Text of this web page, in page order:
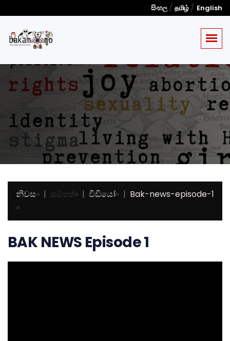
සිංහල/ தமிழ் / English
නිවස» සම්පත්» වීඩියෝ»
Bak-news-episode-1
»
BAK NEWS Episode 1